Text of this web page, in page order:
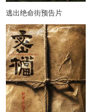
逃出绝命街预告片